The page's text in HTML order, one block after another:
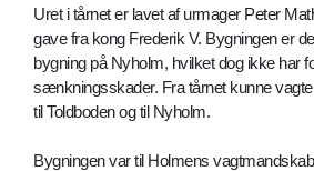
Uret i tårnet er lavet af urmager Peter
gave fra kong Frederik V. Bygningen er
bygning på Nyholm, hvilket dog ikke har
sænkningsskader. Fra tårnet kunne
til Toldboden og til Nyholm.
Bygningen var til Holmens